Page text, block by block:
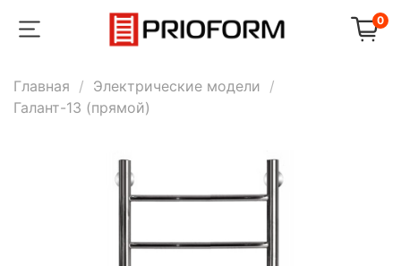
0
Главная
Электрические модели
Галант-13 (прямой)